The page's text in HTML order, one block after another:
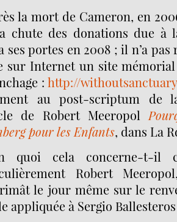
la mort de Cameron, en
chute des donations due à
ses portes en 2008 ; il n’a
sur Internet un site mémorial
: http://
au post-scriptum de
de Robert Meeropol
pour les Enfants, dans La
quoi cela concerne-t-il
Robert
le jour même sur le
appliquée à Sergio